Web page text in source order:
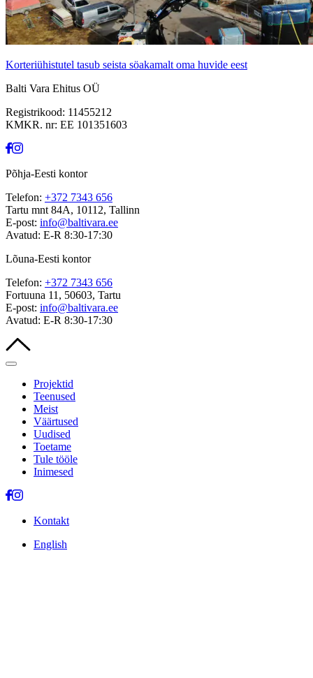
Korteriühistutel tasub seista söakamalt oma huvide eest
Balti Vara Ehitus OÜ
Registrikood: 11455212
KMKR. nr: EE 101351603
Põhja-Eesti kontor
Telefon: +372 7343 656
Tartu mnt 84A, 10112, Tallinn
E-post: info@baltivara.ee
Avatud: E-R 8:30-17:30
Lõuna-Eesti kontor
Telefon: +372 7343 656
Fortuuna 11, 50603, Tartu
E-post: info@baltivara.ee
Avatud: E-R 8:30-17:30
Projektid
Teenused
Meist
Väärtused
Uudised
Toetame
Tule tööle
Inimesed
Kontakt
English